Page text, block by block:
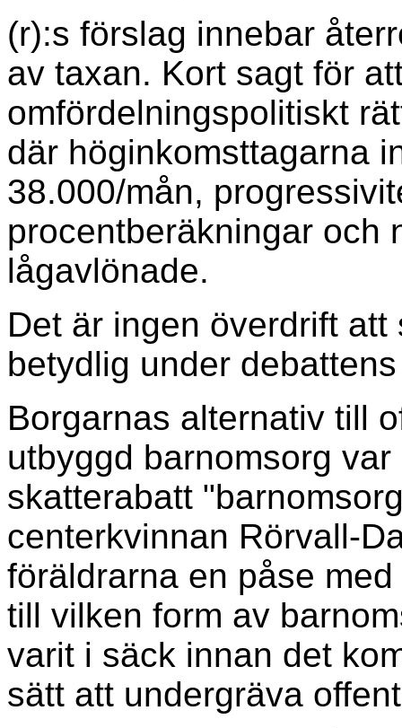
(r):s förslag innebar
av taxan. Kort sagt för
omfördelningspolitiskt
där höginkomsttagarna
38.000/mån,
procentberäkningar och
lågavlönade.
Det är ingen överdrift
betydlig under
Borgarnas alternativ till
utbyggd barnomsorg
skatterabatt
centerkvinnan Rörvall-
föräldrarna en påse
till vilken form av
varit i säck innan det
sätt att undergräva